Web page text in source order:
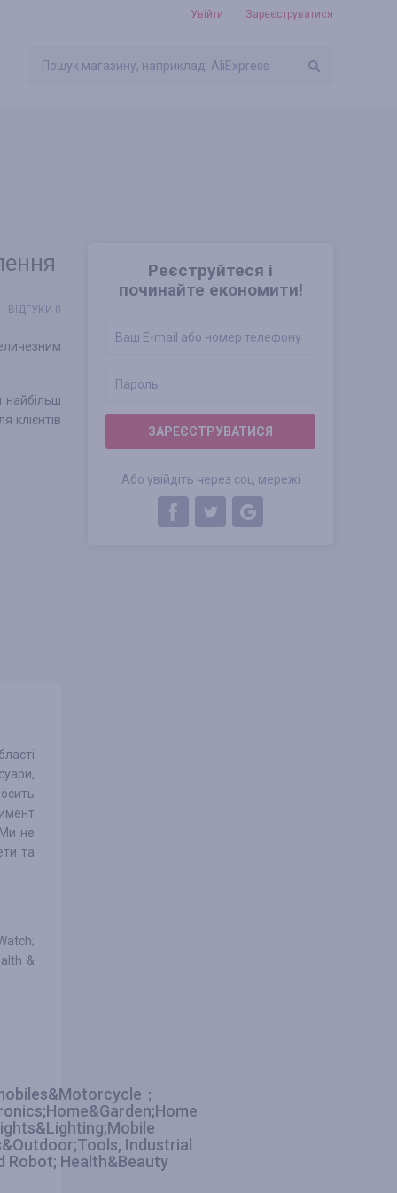
Увійти Зареєструватися
Реєструйтеся і
починайте економити!
ЗАРЕЄСТРУВАТИСЯ
Або увійдіть через соц мережі
ВІДГУКИ 0
найбільш
клієнтів
не
та
&
；
Industrial
Robot; Health&Beauty